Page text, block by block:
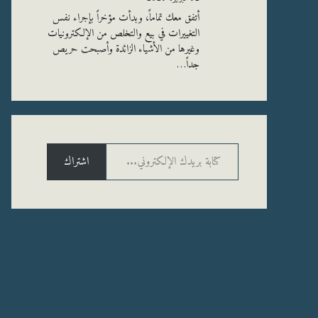
أتفق معك تماماً، وبدأت مؤخراً بإجراء نفس
التغييرات في بيع والتخلص من الإلكترونيات
وغيرها من الأشياء الزائدة وأصبحت حريص
جداً…
كتابة بريدك الإلكتروني...
اشتراك